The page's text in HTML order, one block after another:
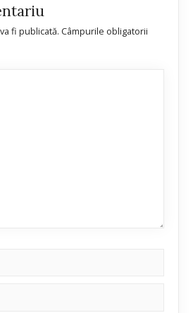
fi publicată. Câmpurile obligatorii